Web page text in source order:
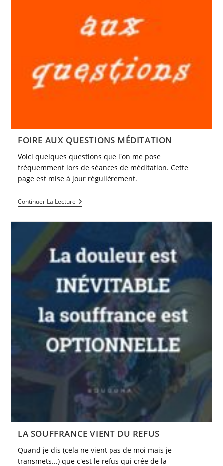
FOIRE AUX QUESTIONS MÉDITATION
Voici quelques questions que l'on me pose
fréquemment lors de séances de méditation. Cette
page est mise à jour régulièrement.
Continuer La LectureFOIRE
AUX
LA SOUFFRANCE VIENT DU REFUS
Quand je dis (cela ne vient pas de moi mais je
transmets...) que c'est le refus qui crée de la